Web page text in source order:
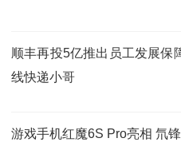
顺丰再投5亿推出员工发展保
线快递小哥
游戏手机红魔6S Pro亮相 氘